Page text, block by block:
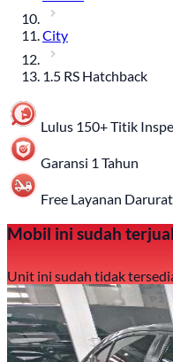
City
1.5 RS Hatchback
Lulus 150+ Titik
Garansi 1 Tahun
Free Layanan
Mobil ini sudah terjual
Unit ini sudah tidak